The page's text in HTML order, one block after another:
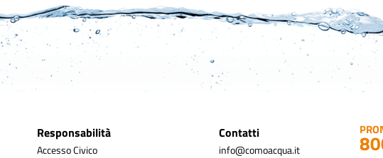
Responsabilità
Accesso Civico
Contatti
info@comoacqua.it